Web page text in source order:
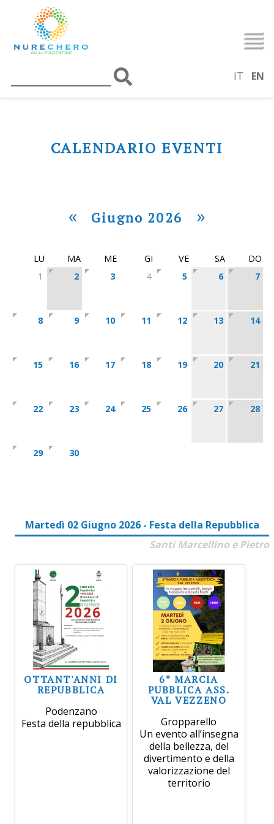
IT EN
CALENDARIO EVENTI
« Giugno 2026 »
LU MA ME GI VE SA
DO
1
2 3 4 5 6 7
8 9 10 11 12 13 14
15 16 17 18 19 20 21
22 23 24 25 26 27 28
29 30
Martedì 02 Giugno 2026 - Festa della Repubblica
Santi Marcellino e Pietro
OTTANT'ANNI DI
REPUBBLICA
Podenzano
Festa della repubblica
6° MARCIA
PUBBLICA ASS.
VAL VEZZENO
Gropparello
Un evento all’insegna
della bellezza, del
divertimento e della
valorizzazione del
territorio